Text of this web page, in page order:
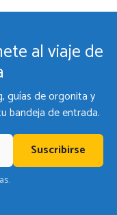
al viaje de
guías de orgonita y
bandeja de entrada.
Suscribirse